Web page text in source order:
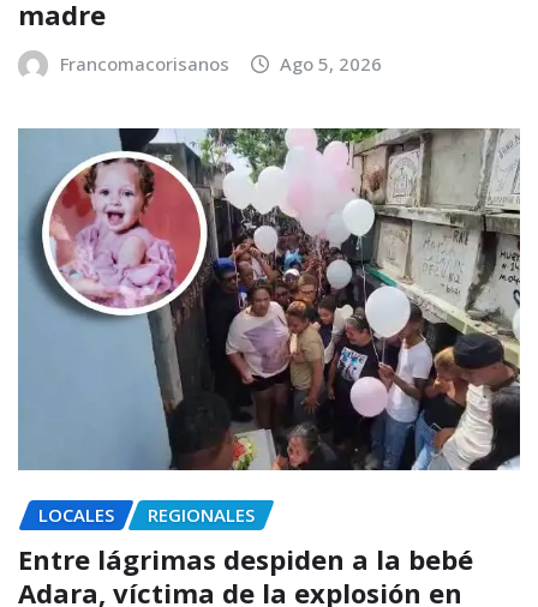
madre
Francomacorisanos Ago 5, 2026
LOCALES REGIONALES
Entre lágrimas despiden a la bebé
Adara, víctima de la explosión en